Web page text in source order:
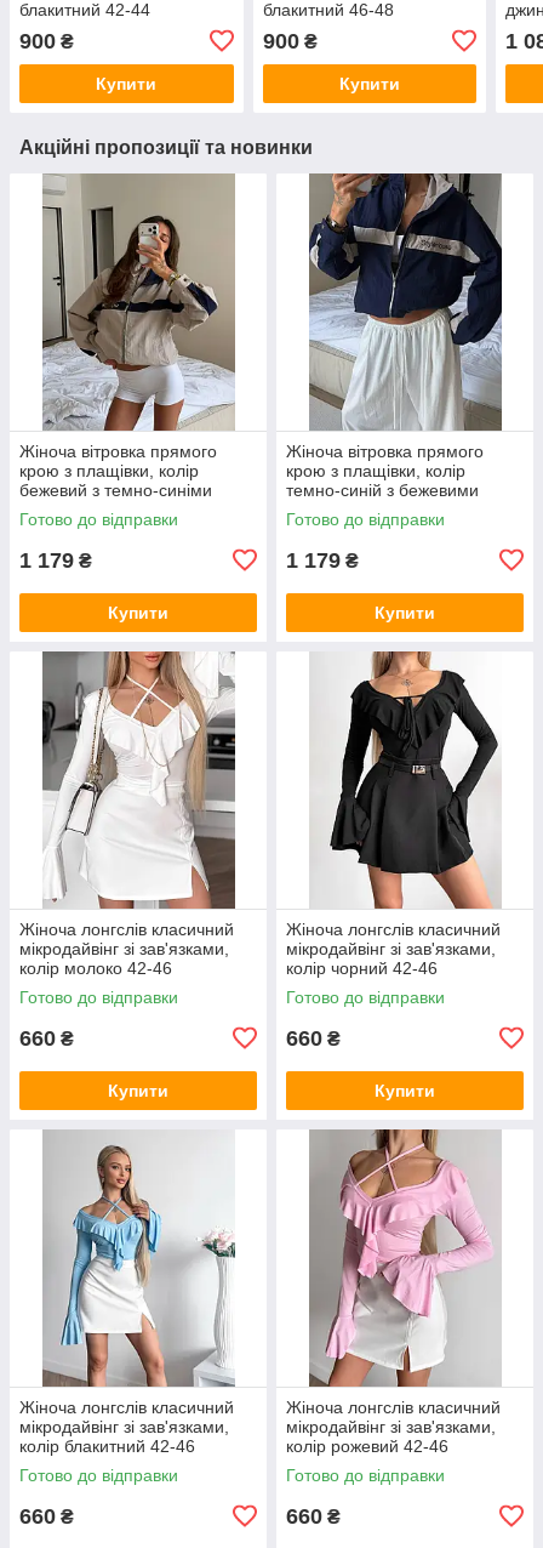
блакитний 42-44
900 ₴
Купити
блакитний 46-48
900₴
Купити
1
Акційні пропозиції та новинки
Жіноча вітровка прямого
крою з плащівки, колір
бежевий з темно-синіми
вставками 42-46
Готово до відправки
1 179 ₴
Купити
Жіноча вітровка прямого
крою з плащівки, колір
темно-синій з бежевими
вставками 42-46
Готово до відправки
1 179 ₴
Купити
Жіноча лонгслів класичний
мікродайвінг зі зав'язками,
колір молоко 42-46
Готово до відправки
660 ₴
Купити
Жіноча лонгслів класичний
мікродайвінг зі зав'язками,
колір чорний 42-46
Готово до відправки
660 ₴
Купити
Жіноча лонгслів класичний
мікродайвінг зі зав'язками,
колір блакитний 42-46
Готово до відправки
660 ₴
Жіноча лонгслів класичний
мікродайвінг зі зав'язками,
колір рожевий 42-46
Готово до відправки
660 ₴